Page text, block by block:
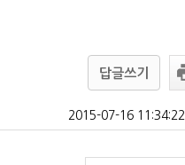
답글쓰기
2015-07-16 11:34:22